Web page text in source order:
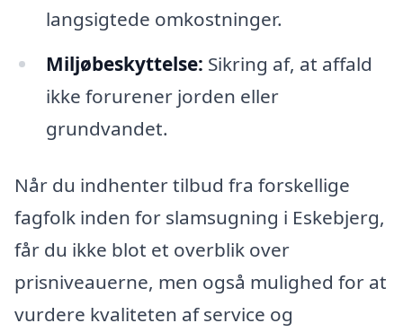
langsigtede omkostninger.
Miljøbeskyttelse: Sikring af, at affald
ikke forurener jorden eller
grundvandet.
Når du indhenter tilbud fra forskellige
fagfolk inden for slamsugning i Eskebjerg,
får du ikke blot et overblik over
prisniveauerne, men også mulighed for at
vurdere kvaliteten af service og